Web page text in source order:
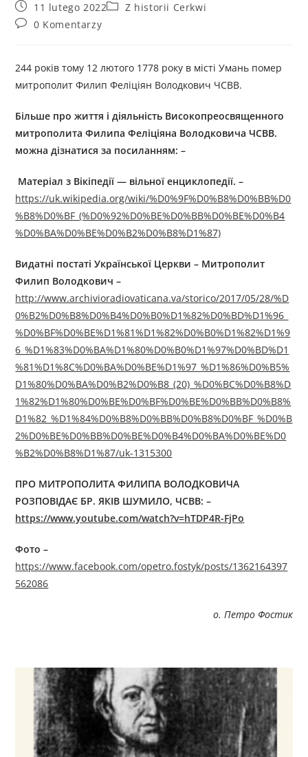
11 lutego 2022
Z historii Cerkwi
0 Komentarzy
244 років тому 12 лютого 1778 року в місті Умань помер
митрополит Филип Феліціян Володкович ЧСВВ.
Більше про життя і діяльність Високопреосвященного
митрополита Филипа Феліціяна Володковича ЧСВВ.
можна дізнатися за посиланням: –
Матеріал з Вікіпедії — вільної енциклопедії.–
https://uk.wikipedia.org/wiki/%D0%9F%D0%B8%D0%BB%D0
%B8%D0%BF_(%D0%92%D0%BE%D0%BB%D0%BE%D0%B4
%D0%BA%D0%BE%D0%B2%D0%B8%D1%87)
Видатні постаті Української Церкви– Митрополит
Филип Володкович –
http://www.archivioradiovaticana.va/storico/2017/05/28/%D
0%B2%D0%B8%D0%B4%D0%B0%D1%82%D0%BD%D1%96_
%D0%BF%D0%BE%D1%81%D1%82%D0%B0%D1%82%D1%9
6_%D1%83%D0%BA%D1%80%D0%B0%D1%97%D0%BD%D1
%81%D1%8C%D0%BA%D0%BE%D1%97_%D1%86%D0%B5%
D1%80%D0%BA%D0%B2%D0%B8_(20)_%D0%BC%D0%B8%D
1%82%D1%80%D0%BE%D0%BF%D0%BE%D0%BB%D0%B8%
D1%82_%D1%84%D0%B8%D0%BB%D0%B8%D0%BF_%D0%B
2%D0%BE%D0%BB%D0%BE%D0%B4%D0%BA%D0%BE%D0
%B2%D0%B8%D1%87/uk-1315300
ПРО МИТРОПОЛИТА ФИЛИПА ВОЛОДКОВИЧА
РОЗПОВІДАЄ БР. ЯКІВ ШУМИЛО, ЧСВВ: –
https://www.youtube.com/watch?v=hTDP4R-FjPo
Фото –
https://www.facebook.com/opetro.fostyk/posts/1362164397
562086
о. Петро Фостик